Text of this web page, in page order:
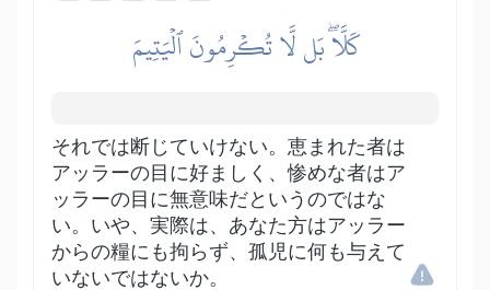
كَلَّاۖ بَل لَّا تُكۡرِمُونَ ٱلۡيَتِيمَ
それでは断じていけない。恵まれた者は
アッラーの目に好ましく、惨めな者はア
ッラーの目に無意味だというのではな
い。いや、実際は、あなた方はアッラー
からの糧にも拘らず、孤児に何も与えて
いないではないか。